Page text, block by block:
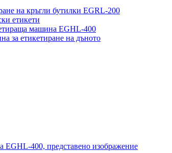
на кръгли бутилки EGRL-200
етикети
машина EGHL-400
за етикетиране на дъното